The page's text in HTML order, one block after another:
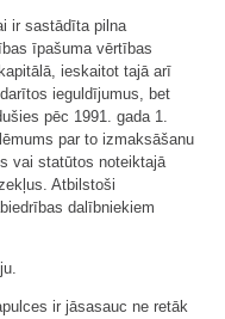
ir sastādīta pilna
īpašuma vērtības
ieskaitot tajā arī
ieguldījumus, bet
pēc 1991. gada 1.
par to izmaksāšanu
vai statūtos noteiktajā
Atbilstoši
dalībniekiem
ir jāsasauc ne retāk